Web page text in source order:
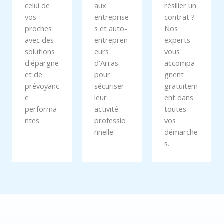
celui de
vos
proches
avec des
solutions
d'épargne
et de
prévoyanc
e
performa
ntes.
aux
entreprise
s et auto-
entrepren
eurs
d'Arras
pour
sécuriser
leur
activité
professio
nnelle.
résilier un
contrat ?
Nos
experts
vous
accompa
gnent
gratuitem
ent dans
toutes
vos
démarche
s.